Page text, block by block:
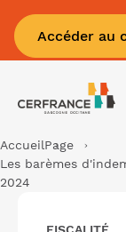
Accéder au
Pour tout
AccueilPage
Les barèmes
2024